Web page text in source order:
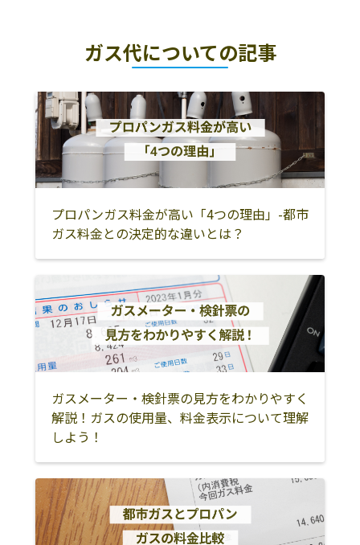
ガス代についての記事
プロパンガス料金が高い「4つの理由」-都市
ガス料金との決定的な違いとは？
ガスメーター・検針票の見方をわかりやすく
解説！ガスの使用量、料金表示について理解
しよう！